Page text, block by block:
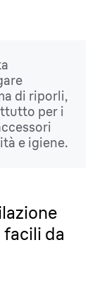
di riporli,
per i
e igiene.
da